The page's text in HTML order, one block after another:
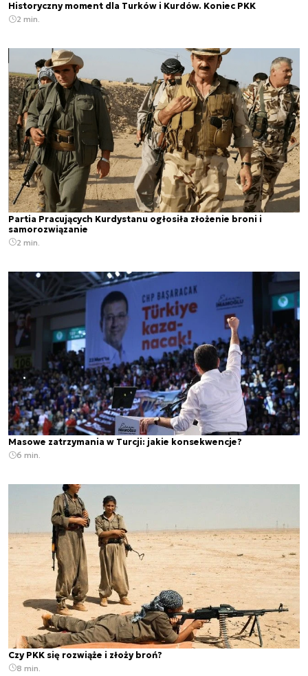
Historyczny moment dla Turków i Kurdów. Koniec PKK
2 min.
Partia Pracujących Kurdystanu ogłosiła złożenie broni i
samorozwiązanie
2 min.
Masowe zatrzymania w Turcji: jakie konsekwencje?
6 min.
Czy PKK się rozwiąże i złoży broń?
8 min.